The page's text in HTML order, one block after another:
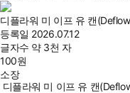
디플라워 미 이프 유 캔
등록일 2026.07.12
글자수 약 3천 자
100원
소장
디플라워 미 이프 유 캔